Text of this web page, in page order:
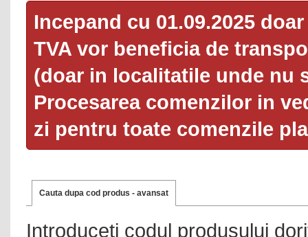
Incepand cu 01.09.2025
TVA vor beneficia de
(doar in localitatile unde nu
Procesarea comenzilor in
zi pentru toate comenzile
Cauta dupa cod produs - avansat
Introduceti codul produsului